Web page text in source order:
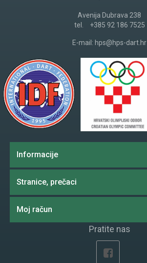
Avenija Dubrava 238
tel.
+385 92 186 7525
E-mail: hps@hps-dart.hr
Informacije
Stranice, prečaci
Moj račun
Pratite nas